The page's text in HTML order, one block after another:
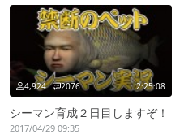
2:25:08
4,924 2076
シーマン育成２日目しますぞ！
2017/04/29 09:35